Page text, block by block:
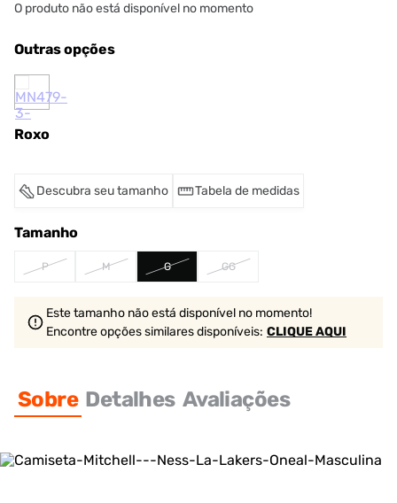
O produto não está disponível no momento
Outras opções
Roxo
Descubra seu tamanho Tabela de medidas
Tamanho
P M G GG
Este tamanho não está disponível no momento!
Encontre opções similaresdisponíveis: CLIQUE AQUI
Sobre Detalhes Avaliações